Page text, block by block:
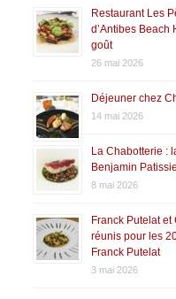
Restaurant Les
d’Antibes Beach
goût
26 mai 2026
Déjeuner chez
14 mai 2026
La Chabotterie :
Benjamin
8 mai 2026
Franck Putelat
réunis pour les
Franck Putelat
3 mai 2026